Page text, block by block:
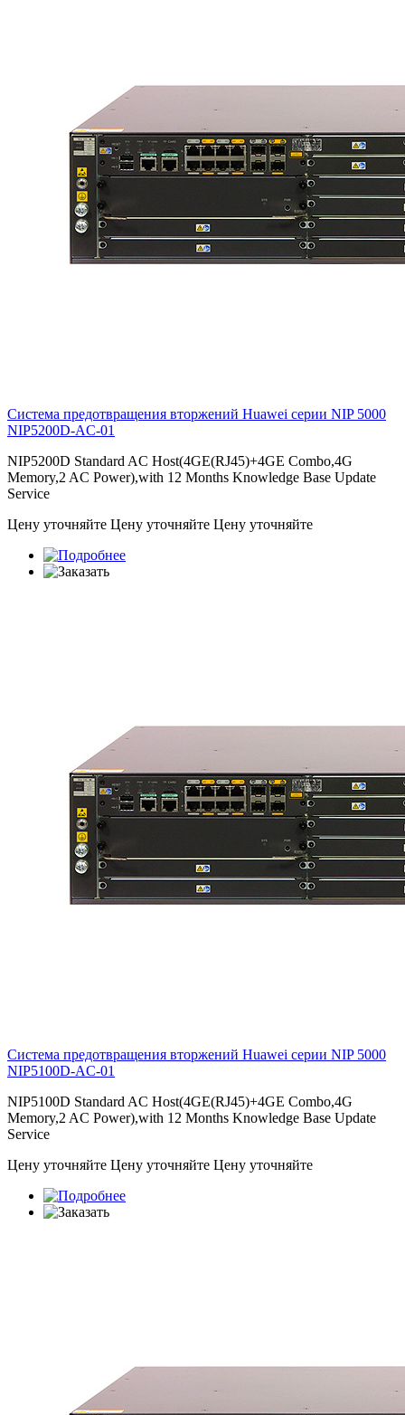
Система предотвращения вторжений Huawei серии NIP 5000
NIP5200D-AC-01
NIP5200D Standard AC Host(4GE(RJ45)+4GE Combo,4G
Memory,2 AC Power),with 12 Months Knowledge Base Update
Service
Цену уточняйте Цену уточняйте Цену уточняйте
Система предотвращения вторжений Huawei серии NIP 5000
NIP5100D-AC-01
NIP5100D Standard AC Host(4GE(RJ45)+4GE Combo,4G
Memory,2 AC Power),with 12 Months Knowledge Base Update
Service
Цену уточняйте Цену уточняйте Цену уточняйте